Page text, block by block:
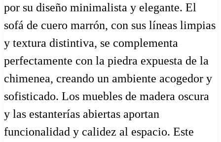
por su diseño minimalista y elegante. El
sofá de cuero marrón, con sus líneas limpias
y textura distintiva, se complementa
perfectamente con la piedra expuesta de la
chimenea, creando un ambiente acogedor y
sofisticado. Los muebles de madera oscura
y las estanterías abiertas aportan
funcionalidad y calidez al espacio. Este